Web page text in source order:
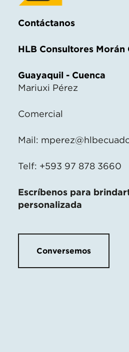
Contáctanos
HLB Consultores Morán
Guayaquil - Cuenca
Mariuxi Pérez
Comercial
Mail:
Telf: +593 97 878 3660
Escríbenos para
personalizada
Conversemos